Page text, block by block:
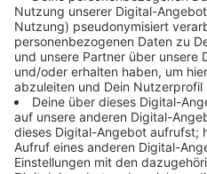
Gleichstellung und
orangene Sitzbank mit
Kein Platz für Gewalt gegen
entworfen. Die Bank wird
Carlsplatz aufgestellt und
wechselnden Orten in der
im Rathaus-Foyer oder vor